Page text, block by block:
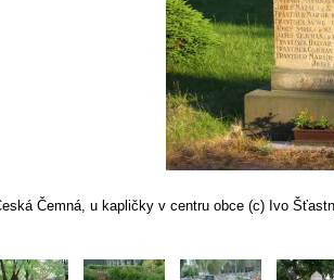
Čemná, u kapličky v centru obce (c) Ivo